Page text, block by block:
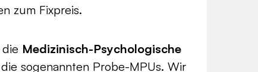
zum Fixpreis.
Medizinisch-Psychologische
sogenannten Probe-MPUs. Wir